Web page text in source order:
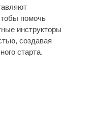
помочь
инструкторы
создавая
старта.